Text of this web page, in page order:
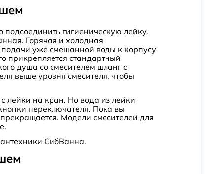
гигиеническую лейку.
Горячая и холодная
уже смешанной воды к корпусу
прикрепляется стандартный
душа со смесителем шланг с
выше уровня смесителя, чтобы
лейки на кран. Но вода из лейки
переключателя. Пока вы
Модели смесителей для
СибВанна.